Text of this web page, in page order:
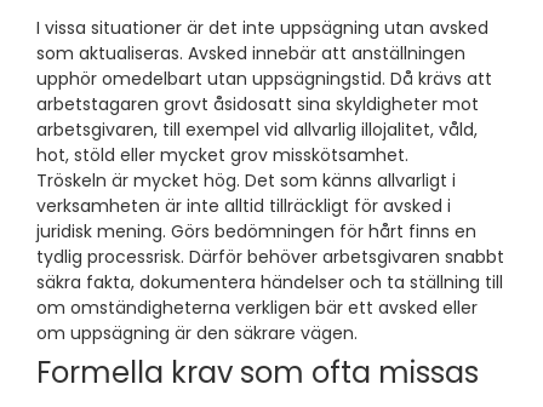
I vissa situationer är det inte uppsägning utan avsked
som aktualiseras. Avsked innebär att anställningen
upphör omedelbart utan uppsägningstid. Då krävs att
arbetstagaren grovt åsidosatt sina skyldigheter mot
arbetsgivaren, till exempel vid allvarlig illojalitet, våld,
hot, stöld eller mycket grov misskötsamhet.
Tröskeln är mycket hög. Det som känns allvarligt i
verksamheten är inte alltid tillräckligt för avsked i
juridisk mening. Görs bedömningen för hårt finns en
tydlig processrisk. Därför behöver arbetsgivaren snabbt
säkra fakta, dokumentera händelser och ta ställning till
om omständigheterna verkligen bär ett avsked eller
om uppsägning är den säkrare vägen.
Formella krav som ofta missas